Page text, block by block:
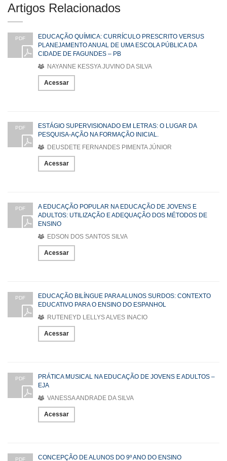
Artigos Relacionados
PDF
EDUCAÇÃO QUÍMICA: CURRÍCULO PRESCRITO VERSUS
PLANEJAMENTO ANUAL DE UMA ESCOLA PÚBLICA DA
CIDADE DE FAGUNDES – PB
NAYANNE KESSYA JUVINO DA SILVA
Acessar
PDF
ESTÁGIO SUPERVISIONADO EM LETRAS: O LUGAR DA
PESQUISA-AÇÃO NA FORMAÇÃO INICIAL.
DEUSDETE FERNANDES PIMENTA JÚNIOR
Acessar
PDF
A EDUCAÇÃO POPULAR NA EDUCAÇÃO DE JOVENS E
ADULTOS: UTILIZAÇÃO E ADEQUAÇÃO DOS MÉTODOS DE
ENSINO
EDSON DOS SANTOS SILVA
Acessar
PDF
EDUCAÇÃO BILÍNGUE PARA ALUNOS SURDOS: CONTEXTO
EDUCATIVO PARA O ENSINO DO ESPANHOL
RUTENEYD LELLYS ALVES INACIO
Acessar
PDF
PRÁTICA MUSICAL NA EDUCAÇÃO DE JOVENS E ADULTOS –
EJA
VANESSA ANDRADE DA SILVA
Acessar
PDF
CONCEPÇÃO DE ALUNOS DO 9º ANO DO ENSINO